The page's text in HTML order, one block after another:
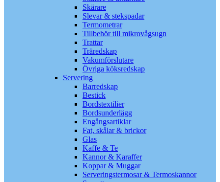
Skärare
Slevar & stekspadar
Termometrar
Tillbehör till mikrovågsugn
Trattar
Träredskap
Vakumförslutare
Övriga köksredskap
Servering
Barredskap
Bestick
Bordstextilier
Bordsunderlägg
Engångsartiklar
Fat, skålar & brickor
Glas
Kaffe & Te
Kannor & Karaffer
Koppar & Muggar
Serveringstermosar & Termoskannor